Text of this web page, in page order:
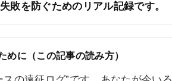
敗を防ぐためのリアル記録です。
めに（この記事の読み方）